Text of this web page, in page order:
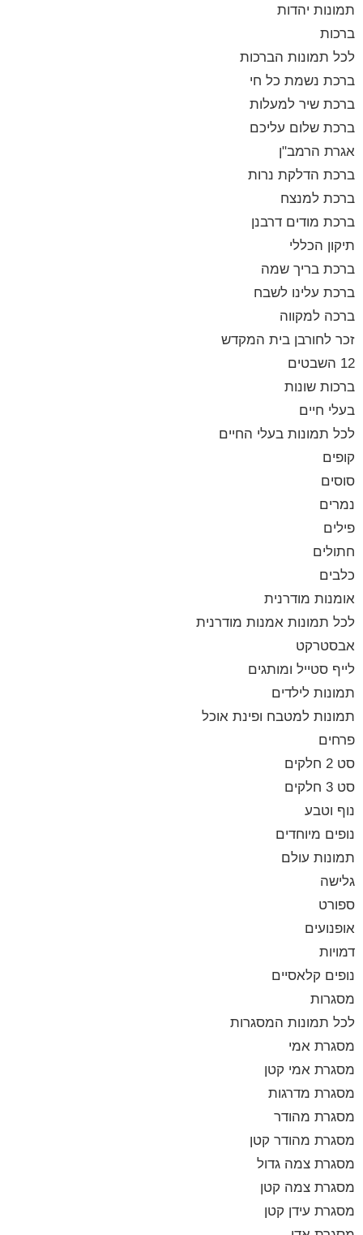
תמונות יהדות
ברכות
לכל תמונות הברכות
ברכת נשמת כל חי
ברכת שיר למעלות
ברכת שלום עליכם
אגרת הרמב"ן
ברכת הדלקת נרות
ברכת למנצח
ברכת מודים דרבנן
תיקון הכללי
ברכת בריך שמה
ברכת עלינו לשבח
ברכה למקווה
זכר לחורבן בית המקדש
12 השבטים
ברכות שונות
בעלי חיים
לכל תמונות בעלי החיים
קופים
סוסים
נמרים
פילים
חתולים
כלבים
אומנות מודרנית
לכל תמונות אמנות מודרנית
אבסטרקט
לייף סטייל ומותגים
תמונות לילדים
תמונות למטבח ופינת אוכל
פרחים
סט 2 חלקים
סט 3 חלקים
נוף וטבע
נופים מיוחדים
תמונות עולם
גלישה
ספורט
אופנועים
דמויות
נופים קלאסיים
מסגרות
לכל תמונות המסגרות
מסגרת אמי
מסגרת אמי קטן
מסגרת מדרגות
מסגרת מהודר
מסגרת מהודר קטן
מסגרת צמה גדול
מסגרת צמה קטן
מסגרת עידן קטן